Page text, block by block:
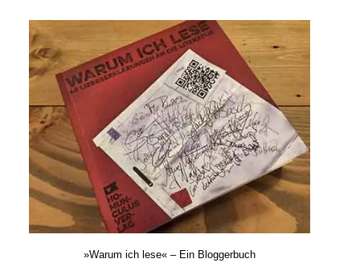
»Warum ich lese« – Ein Bloggerbuch